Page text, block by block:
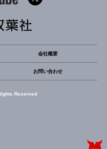
会社概要
お問い合わせ
Reserved